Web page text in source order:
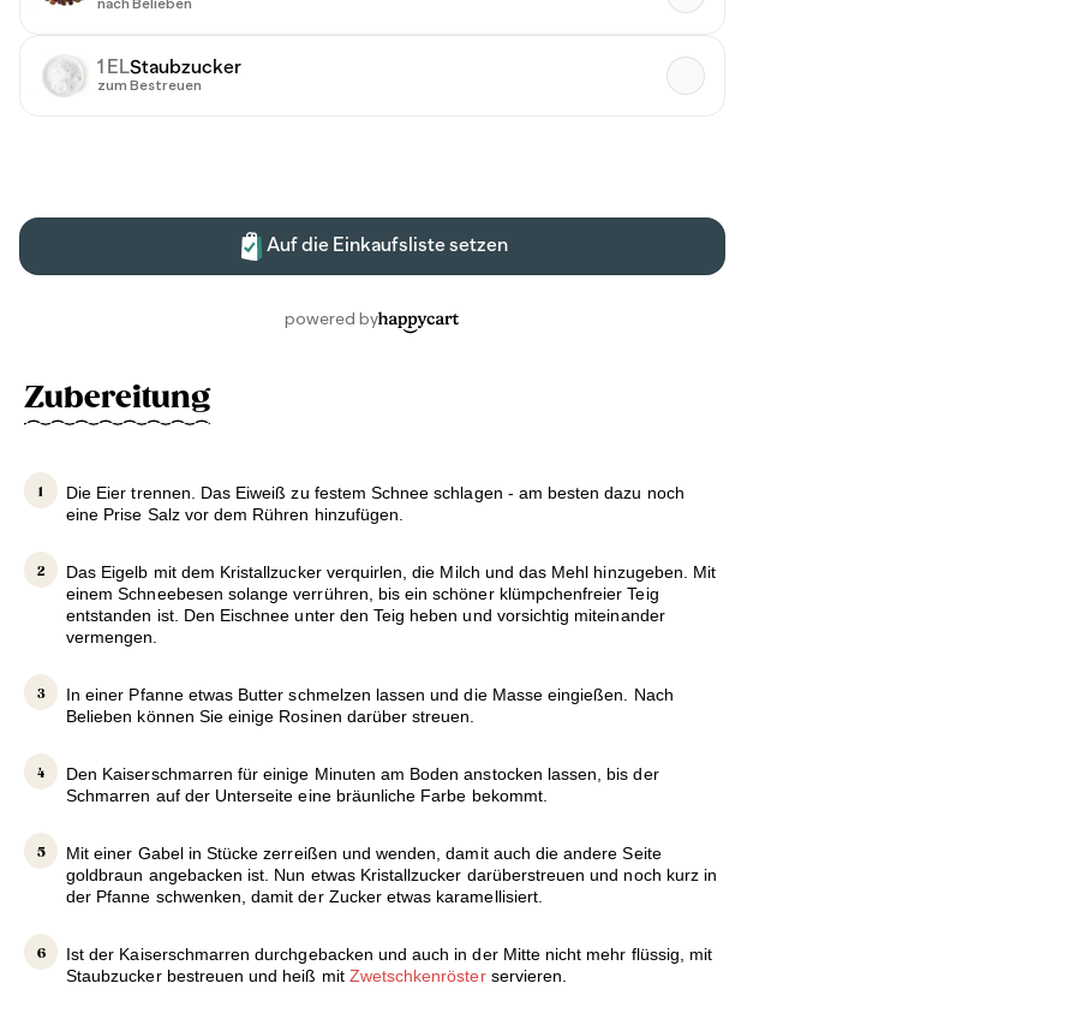
Zubereitung
Die Eier trennen. Das Eiweiß zu festem Schnee schlagen - am besten dazu noch
eine Prise Salz vor dem Rühren hinzufügen.
Das Eigelb mit dem Kristallzucker verquirlen, die Milch und das Mehl hinzugeben. Mit
einem Schneebesen solange verrühren, bis ein schöner klümpchenfreier Teig
entstanden ist. Den Eischnee unter den Teig heben und vorsichtig miteinander
vermengen.
In einer Pfanne etwas Butter schmelzen lassen und die Masse eingießen. Nach
Belieben können Sie einige Rosinen darüber streuen.
Den Kaiserschmarren für einige Minuten am Boden anstocken lassen, bis der
Schmarren auf der Unterseite eine bräunliche Farbe bekommt.
Mit einer Gabel in Stücke zerreißen und wenden, damit auch die andere Seite
goldbraun angebacken ist. Nun etwas Kristallzucker darüberstreuen und noch kurz in
der Pfanne schwenken, damit der Zucker etwas karamellisiert.
Ist der Kaiserschmarren durchgebacken und auch in der Mitte nicht mehr flüssig, mit
Staubzucker bestreuen und heiß mit Zwetschkenrösterservieren.